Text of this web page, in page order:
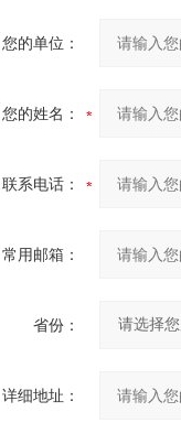
您的单位：
您的姓名：
联系电话：
常用邮箱：
省份：
详细地址：